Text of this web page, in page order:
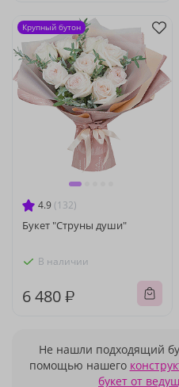
4.9 (132)
Букет "Струны души"
В наличии
6 480 ₽
Крупный бутон
Не нашли подходящий
помощью нашего
букет от